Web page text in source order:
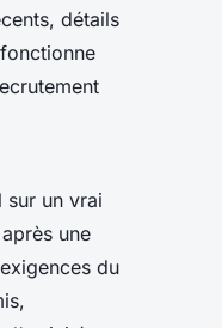
détails
fonctionne
sur un vrai
une
du